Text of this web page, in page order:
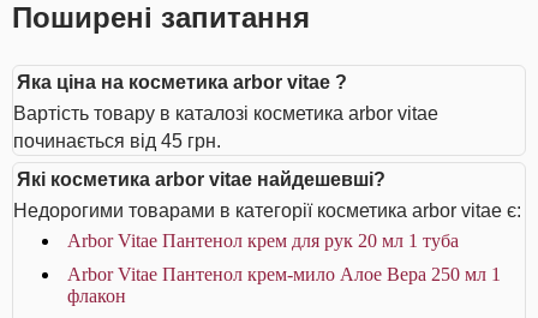
Поширені запитання
Яка ціна на косметика arbor vitae ?
Вартість товару в каталозі косметика arbor vitae
починається від 45 грн.
Які косметика arbor vitae найдешевші?
Недорогими товарами в категорії косметика arbor vitae є:
Arbor Vitae Пантенол крем для рук 20 мл 1 туба
Arbor Vitae Пантенол крем-мило Алое Вера 250 мл 1
флакон